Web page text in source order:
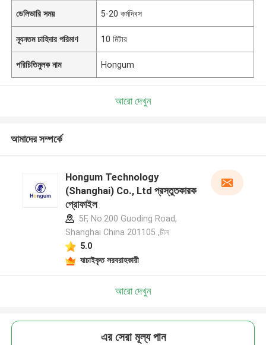
ডেলিভারি সময় 5-20 কর্মদিবস
ন্যূনতম চাহিদার পরিমাণ 10 মিটার
পরিচিতিমুলক নাম Hongum
আরো দেখুন
আমাদের সম্পর্কে
Hongum Technology
(Shanghai) Co., Ltd প্রস্তুতকারক
প্রোফাইল
5F, No.200 Guoding Road,
Shanghai China 201105 ,চীন
5.0
যাচাইকৃত সরবরাহকারী
আরো দেখুন
এর সেরা মূল্য পান